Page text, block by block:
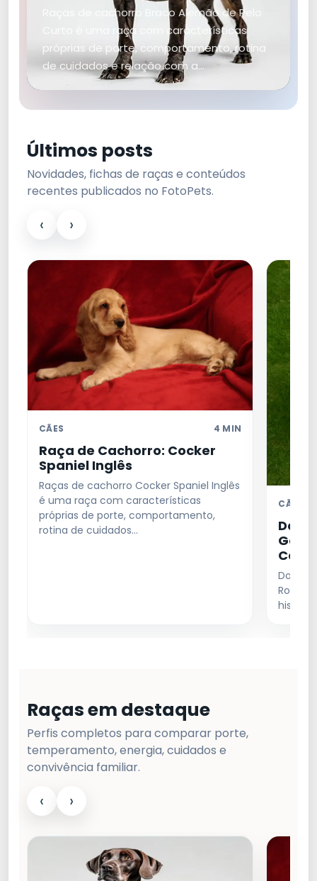
Raças de cachorro Braco Alemão de Pelo
Curto é uma raça com características
próprias de porte, comportamento, rotina
de cuidados e relação com a…
Últimos posts
Novidades, fichas de raças e conteúdos
recentes publicados no FotoPets.
‹ ›
CÃES 4 MIN
Raça de Cachorro: Cocker
Spaniel Inglês
Raças de cachorro Cocker Spaniel Inglês
é uma raça com características
próprias de porte, comportamento,
rotina de cuidados…
CÃES
Dogue
Roubar
Raças em destaque
Perfis completos para comparar porte,
temperamento, energia, cuidados e
convivência familiar.
‹ ›